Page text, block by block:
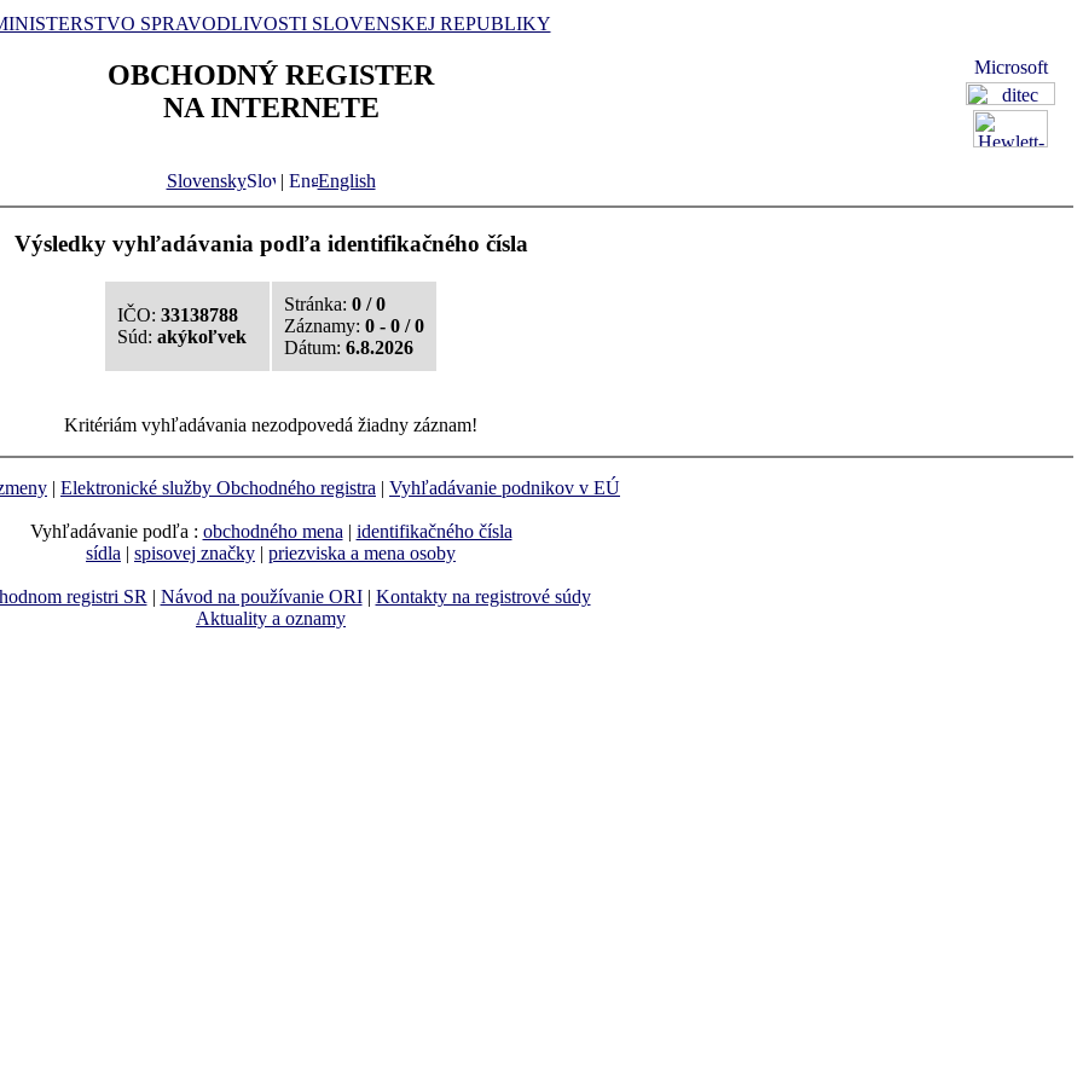
SPRAVODLIVOSTI SLOVENSKEJ REPUBLIKY
OBCHODNÝ REGISTER
NA INTERNETE
Slovensky | English
Výsledky vyhľadávania podľa identifikačného čísla
IČO: 33138788
Súd: akýkoľvek
Stránka: 0 / 0
Záznamy: 0 - 0 / 0
Dátum: 6.8.2026
Kritériám vyhľadávania nezodpovedá žiadny záznam!
| Elektronické služby Obchodného registra | Vyhľadávanie podnikov v EÚ
Vyhľadávanie podľa : obchodného mena| identifikačného čísla
sídla | spisovej značky | priezviska a mena osoby
registri SR| Návod na používanie ORI| Kontakty na registrové súdy
Aktuality a oznamy